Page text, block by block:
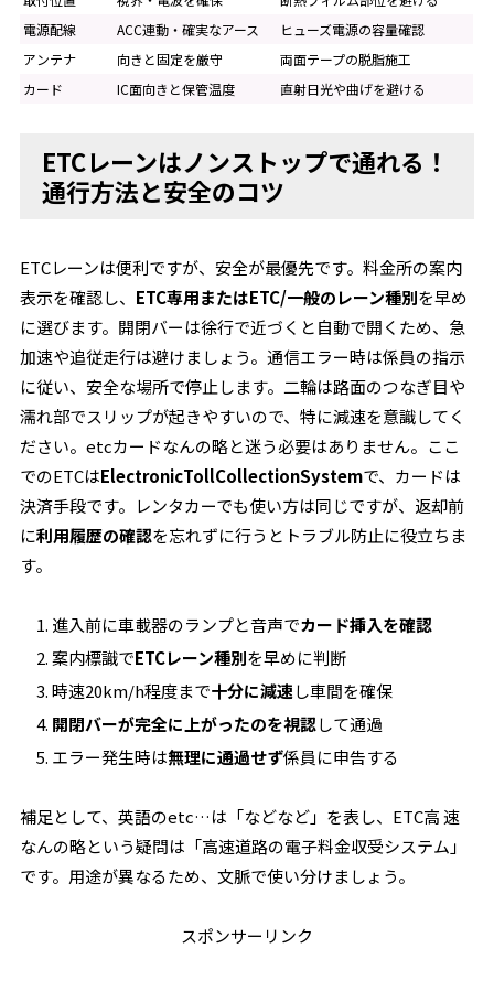
電源配線
ACC連動・確実なアース
ヒューズ電源の容量確認
アンテナ
向きと固定を厳守
両面テープの脱脂施工
カード
IC面向きと保管温度 直射日光や曲げを避ける
ETCレーンはノンストップで通れる！
通行方法と安全のコツ
ETCレーンは便利ですが、安全が最優先です。料金所の案内
表示を確認し、 ETC専用またはETC/一般のレーン種別を早め
に選びます。開閉バーは徐行で近づくと自動で開くため、急
加速や追従走行は避けましょう。通信エラー時は係員の指示
に従い、安全な場所で停止します。二輪は路面のつなぎ目や
濡れ部でスリップが起きやすいので、特に減速を意識してく
ださい。etcカードなんの略と迷う必要はありません。ここ
でのETCはElectronicTollCollectionSystemで、カードは
決済手段です。レンタカーでも使い方は同じですが、返却前
に利用履歴の確認を忘れずに行うとトラブル防止に役立ちま
す。
進入前に車載器のランプと音声でカード挿入を確認
案内標識でETCレーン種別を早めに判断
時速20km/h程度まで十分に減速し車間を確保
開閉バーが完全に上がったのを視認して通過
エラー発生時は無理に通過せず係員に申告する
補足として、英語のetc…は「などなど」を表し、ETC高 速
なんの略という疑問は「高速道路の電子料金収受システム」
です。用途が異なるため、文脈で使い分けましょう。
スポンサーリンク